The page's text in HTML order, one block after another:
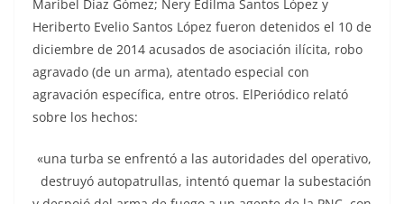
Maribel Díaz Gómez; Nery Edilma Santos López y
Heriberto Evelio Santos López fueron detenidos el 10 de
diciembre de 2014 acusados de asociación ilícita, robo
agravado (de un arma), atentado especial con
agravación específica, entre otros. ElPeriódico relató
sobre los hechos:
«una turba se enfrentó a las autoridades del operativo,
destruyó autopatrullas, intentó quemar la subestación